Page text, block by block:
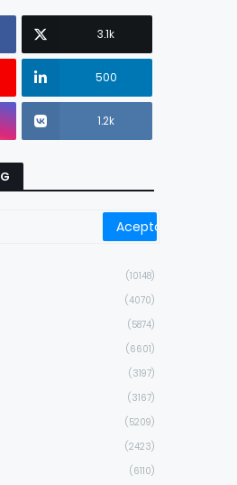
3.1k
500
1.2k
(10148)
(4070)
(5874)
(6601)
(3197)
(3167)
(5209)
(2423)
(6110)